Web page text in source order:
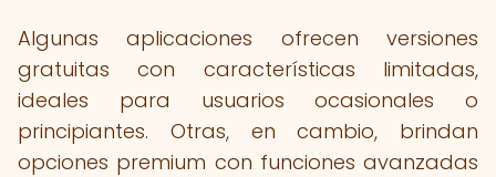
Algunas aplicaciones ofrecen versiones
gratuitas con características limitadas,
ideales para usuarios ocasionales o
principiantes. Otras, en cambio, brindan
opciones premium con funciones avanzadas